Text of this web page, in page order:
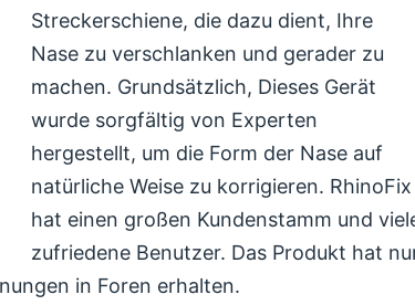
Streckerschiene, die dazu dient, Ihre
Nase zu verschlanken und gerader zu
machen. Grundsätzlich, Dieses Gerät
wurde sorgfältig von Experten
hergestellt, um die Form der Nase auf
natürliche Weise zu korrigieren. RhinoFix
hat einen großen Kundenstamm und
zufriedene Benutzer. Das Produkt hat
in Foren erhalten.